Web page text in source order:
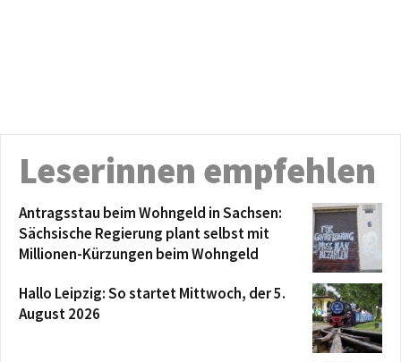
Leserinnen empfehlen
Antragsstau beim Wohngeld in Sachsen:
Sächsische Regierung plant selbst mit
Millionen-Kürzungen beim Wohngeld
Hallo Leipzig: So startet Mittwoch, der 5.
August 2026